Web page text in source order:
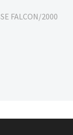
FALCON/2000